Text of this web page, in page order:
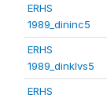
ERHS
1989_dininc5
ERHS
1989_dinklvs5
ERHS